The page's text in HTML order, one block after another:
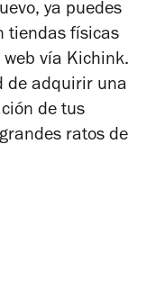
ya puedes
tiendas físicas
web vía Kichink.
de adquirir una
de tus
ratos de